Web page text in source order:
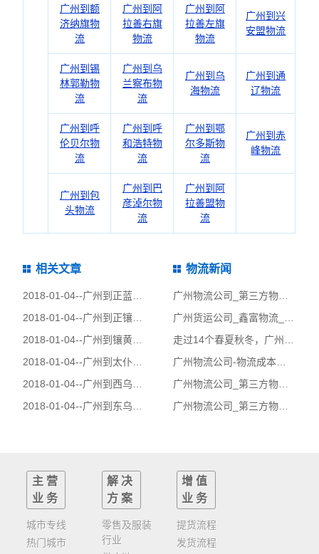
广州到额
济纳旗物
流
广州到阿
拉善右旗
物流
广州到阿
拉善左旗
物流
广州到兴
安盟物流
广州到锡
林郭勒物
流
广州到乌
兰察布物
流
广州到乌
海物流
广州到通
辽物流
广州到呼
伦贝尔物
流
广州到呼
和浩特物
流
广州到鄂
尔多斯物
流
广州到赤
峰物流
广州到包
头物流
广州到巴
彦淖尔物
流
广州到阿
拉善盟物
流
相关文章
2018-01-04--广州到正蓝旗物流公司|广州到正蓝旗货运公司
2018-01-04--广州到正镶白旗物流公司|广州到正镶白旗货运公司
2018-01-04--广州到镶黄旗物流公司|广州到镶黄旗货运公司
2018-01-04--广州到太仆寺旗物流公司|广州到太仆寺旗货运公司
2018-01-04--广州到西乌珠穆沁旗物流公司|广州到西乌珠穆沁旗货运公司
2018-01-04--广州到东乌珠穆沁旗物流公司|广州到东乌珠穆沁旗货运公司
物流新闻
广州物流公司_第三方物流供应链整合服务_广州鑫富物流
广州货运公司_鑫富物流_第三方物流的供应链管理
走过14个春夏秋冬，广州物流公司|鑫富全凭顾客的信任和支持！
广州物流公司-物流成本管理概述
广州物流公司_第三方物流的发展趋势！
广州物流公司_第三方物流运输成本和定价分析_鑫富物流公司
主营
业务
城市专线
热门城市
解决
方案
零售及服装
行业
增值
业务
提货流程
发货流程